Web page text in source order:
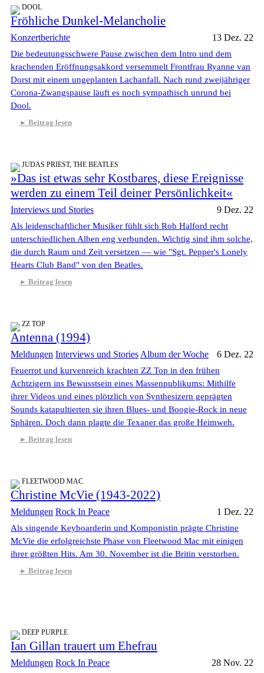
DOOL
Fröhliche Dunkel-Melancholie
Konzertberichte 13 Dez. 22
Die bedeutungsschwere Pause zwischen dem Intro und dem
krachenden Eröffnungsakkord versemmelt Frontfrau Ryanne van
Dorst mit einem ungeplanten Lachanfall. Nach rund zweijähriger
Corona-Zwangspause läuft es noch sympathisch unrund bei
Dool.
Beitrag lesen
JUDAS PRIEST, THE BEATLES
»Das ist etwas sehr Kostbares, diese Ereignisse
werden zu einem Teil deiner Persönlichkeit«
Interviews und Stories 9 Dez. 22
Als leidenschaftlicher Musiker fühlt sich Rob Halford recht
unterschiedlichen Alben eng verbunden. Wichtig sind ihm solche,
die durch Raum und Zeit versetzen — wie "Sgt. Pepper's Lonely
Hearts Club Band" von den Beatles.
Beitrag lesen
ZZ TOP
Antenna (1994)
Meldungen Interviews und Stories Album der Woche 6 Dez. 22
Feuerrot und kurvenreich krachten ZZ Top in den frühen
Achtzigern ins Bewusstsein eines Massenpublikums: Mithilfe
ihrer Videos und eines plötzlich von Synthesizern geprägten
Sounds katapultierten sie ihren Blues- und Boogie-Rock in neue
Sphären. Doch dann plagte die Texaner das große Heimweh.
Beitrag lesen
FLEETWOOD MAC
Christine McVie (1943-2022)
Meldungen Rock In Peace 1 Dez. 22
Als singende Keyboarderin und Komponistin prägte Christine
McVie die erfolgreichste Phase von Fleetwood Mac mit einigen
ihrer größten Hits. Am 30. November ist die Britin verstorben.
Beitrag lesen
DEEP PURPLE
Ian Gillan trauert um Ehefrau
Meldungen Rock In Peace 28 Nov. 22